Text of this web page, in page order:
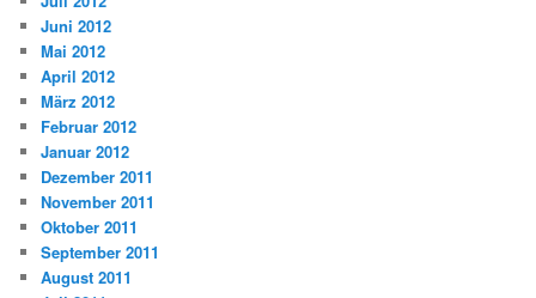
Juni 2012
Mai 2012
April 2012
März 2012
Februar 2012
Januar 2012
Dezember 2011
November 2011
Oktober 2011
September 2011
August 2011